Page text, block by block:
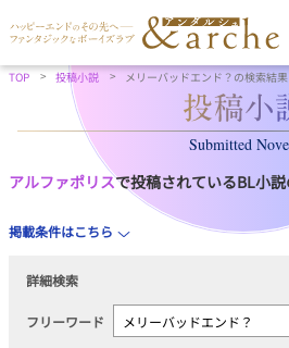
TOP 投稿小説 メリーバッドエンド？の検索結果
Submitted
アルファポリスで投稿されているBL小説
掲載条件はこちら
詳細検索
フリーワード